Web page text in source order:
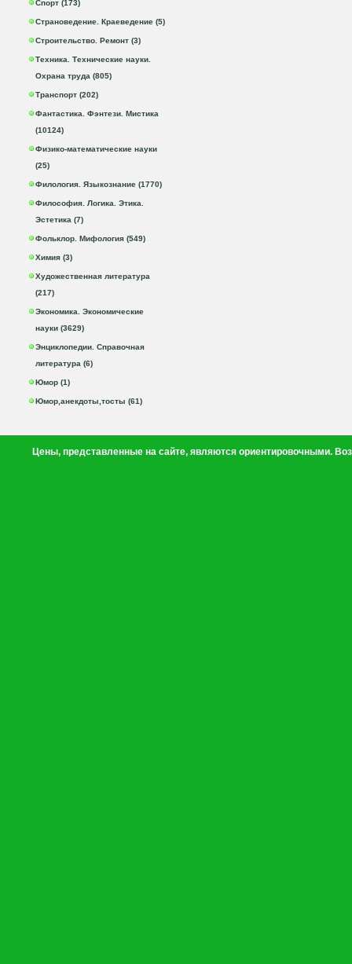
Спорт (173)
Страноведение. Краеведение (5)
Строительство. Ремонт (3)
Техника. Технические науки.
Охрана труда (805)
Транспорт (202)
Фантастика. Фэнтези. Мистика
(10124)
Физико-математические науки
(25)
Филология. Языкознание (1770)
Философия. Логика. Этика.
Эстетика (7)
Фольклор. Мифология (549)
Химия (3)
Художественная литература
(217)
Экономика. Экономические
науки (3629)
Энциклопедии. Справочная
литература (6)
Юмор (1)
Юмор,анекдоты,тосты (61)
Цены, представленные на сайте, являются ориентировочными.